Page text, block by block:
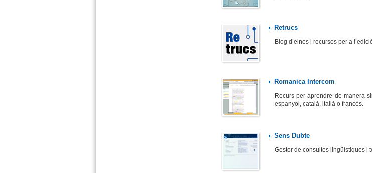
Retrucs
Blog d’eines i recursos per a
Romanica Intercom
Recurs per aprendre de manera
espanyol, català, italià o francès.
Sens Dubte
Gestor de consultes lingüístiques i